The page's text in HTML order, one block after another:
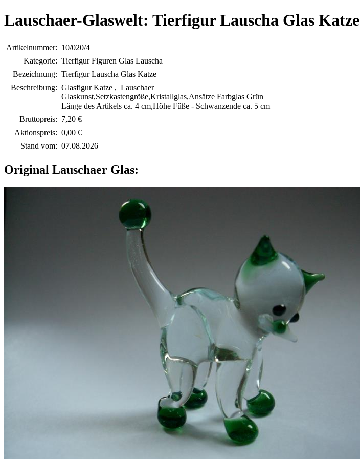
Lauschaer-Glaswelt: Tierfigur Lauscha Glas Katze
Artikelnummer: 10/020/4
Kategorie: Tierfigur Figuren Glas Lauscha
Bezeichnung: Tierfigur Lauscha Glas Katze
Beschreibung: Glasfigur Katze , Lauschaer
Glaskunst,Setzkastengröße,Kristallglas,Ansätze Farbglas Grün
Länge des Artikels ca. 4 cm,Höhe Füße - Schwanzende ca. 5 cm
Bruttopreis: 7,20 €
Aktionspreis: 0,00 €
Stand vom: 07.08.2026
Original Lauschaer Glas: